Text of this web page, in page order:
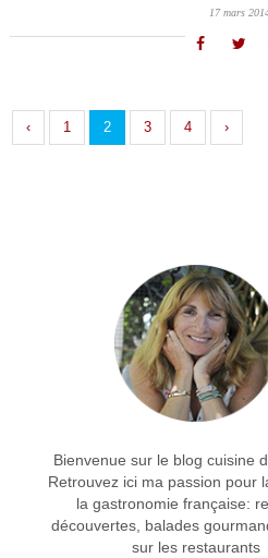
17 mars
‹ 1 2 3 4 ›
Bienvenue sur le blog cuisine
Retrouvez ici ma passion pour
la gastronomie française:
découvertes, balades
sur les restaurants